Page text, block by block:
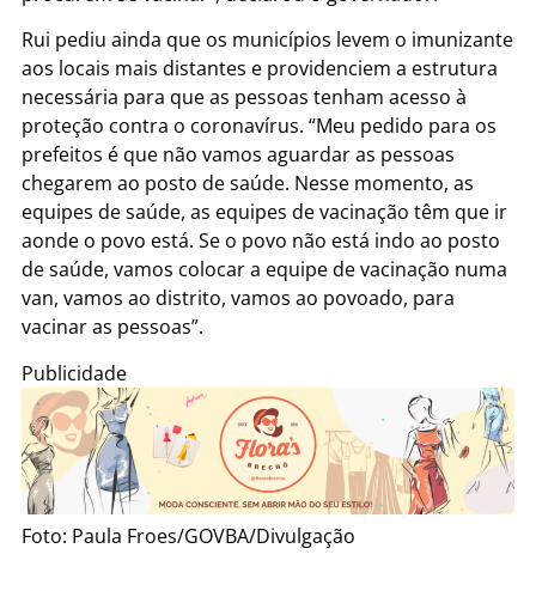
Rui pediu ainda que os municípios levem o imunizante
aos locais mais distantes e providenciem a estrutura
necessária para que as pessoas tenham acesso à
proteção contra o coronavírus. “Meu pedido para os
prefeitos é que não vamos aguardar as pessoas
chegarem ao posto de saúde. Nesse momento, as
equipes de saúde, as equipes de vacinação têm que ir
aonde o povo está. Se o povo não está indo ao posto
de saúde, vamos colocar a equipe de vacinação numa
van, vamos ao distrito, vamos ao povoado, para
vacinar as pessoas”.
Publicidade
Foto: Paula Froes/GOVBA/Divulgação